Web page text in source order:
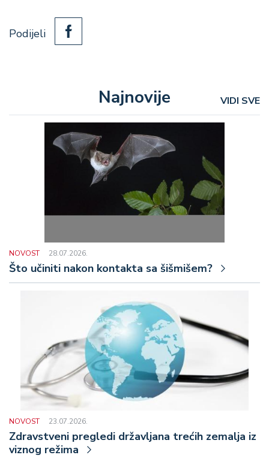
Podijeli
Najnovije VIDI SVE
NOVOST 28.07.2026.
Što učiniti nakon kontakta sa šišmišem?
NOVOST 23.07.2026.
Zdravstveni pregledi državljana trećih zemalja iz
viznog režima